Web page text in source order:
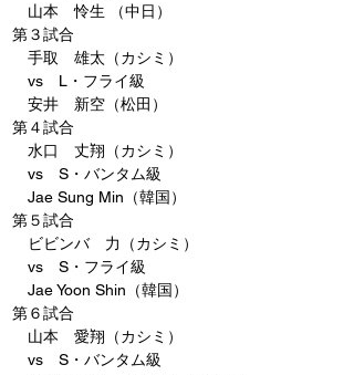
山本　怜生 （中日）
第３試合
手取　雄太（カシミ）
vs　L・フライ級
安井　新空（松田）
第４試合
水口　丈翔（カシミ）
vs　S・バンタム級
Jae Sung Min（韓国）
第５試合
ビビンバ　力（カシミ）
vs　S・フライ級
Jae Yoon Shin（韓国）
第６試合
山本　愛翔（カシミ）
vs　S・バンタム級